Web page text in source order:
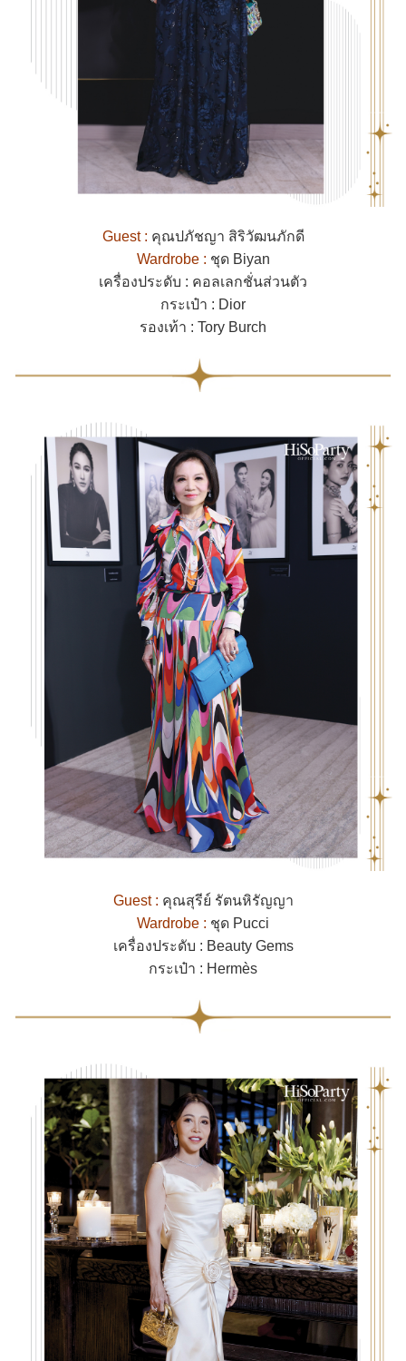
Guest : คุณปภัชญา สิริวัฒนภักดี
Wardrobe : ชุด Biyan
เครื่องประดับ : คอลเลกชั่นส่วนตัว
กระเป๋า : Dior
รองเท้า : Tory Burch
Guest : คุณสุรีย์ รัตนหิรัญญา
Wardrobe : ชุด Pucci
เครื่องประดับ : Beauty Gems
กระเป๋า : Hermès